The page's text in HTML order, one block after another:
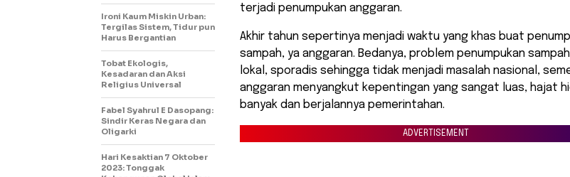
terjadi penumpukan anggaran.
Akhir tahun sepertinya menjadi waktu yang khas buat
sampah, ya anggaran. Bedanya, problem penumpukan
lokal, sporadis sehingga tidak menjadi masalah nasional,
anggaran menyangkut kepentingan yang sangat luas, hajat
banyak dan berjalannya pemerintahan.
ADVERTISEMENT
Ironi Kaum Miskin Urban:
Tergilas Sistem, Tidur pun
Harus Bergantian
Tobat Ekologis,
Kesadaran dan Aksi
Religius Universal
Fabel Syahrul E Dasopang:
Sindir Keras Negara dan
Oligarki
Hari Kesaktian 7 Oktober
2023: Tonggak